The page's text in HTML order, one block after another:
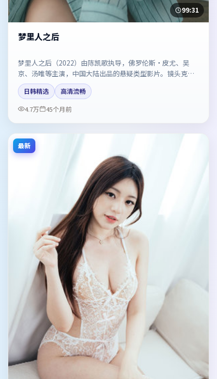
99:31
梦里人之后
梦里人之后（2022）由陈凯歌执导，佛罗伦斯·皮尤、吴
京、汤唯等主演，中国大陆出品的悬疑类型影片。镜头克制
却充满张力，人物弧光完整。剧情简介与主创信息可供检索
参考，上映日期以片方资料为准。
日韩精选
高清流畅
4.7万
45个月前
最新